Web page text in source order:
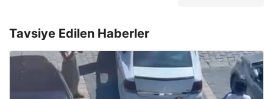
Tavsiye Edilen Haberler